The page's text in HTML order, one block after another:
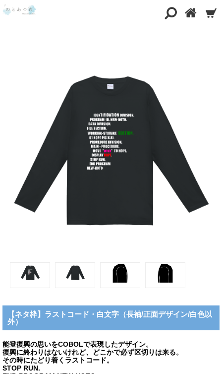
【ネタ枠】ラストコード・白文字（長袖/正面デザイン/白色以
外）
能登復興の思いをCOBOLで表現したデザイン。
復興に終わりはないけれど、どこかで必ず区切りは来る。
その時にたどり着くラストコード。
STOP RUN.